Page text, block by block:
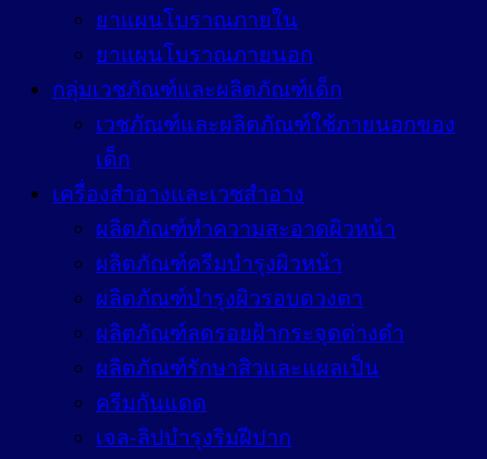
ยาแผนโบราณภายใน
ยาแผนโบราณภายนอก
กลุ่มเวชภัณฑ์และผลิตภัณฑ์เด็ก
เวชภัณฑ์และผลิตภัณฑ์ใช้ภายนอกของ
เด็ก
เครื่องสำอางและเวชสำอาง
ผลิตภัณฑ์ทำความสะอาดผิวหน้า
ผลิตภัณฑ์ครีมบำรุงผิวหน้า
ผลิตภัณฑ์บำรุงผิวรอบดวงตา
ผลิตภัณฑ์ลดรอยฝ้ากระจุดด่างดำ
ผลิตภัณฑ์รักษาสิวและแผลเป็น
ครีมกันแดด
เจล-ลิปบำรุงริมฝีปาก